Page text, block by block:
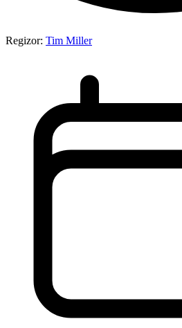
Regizor: Tim Miller